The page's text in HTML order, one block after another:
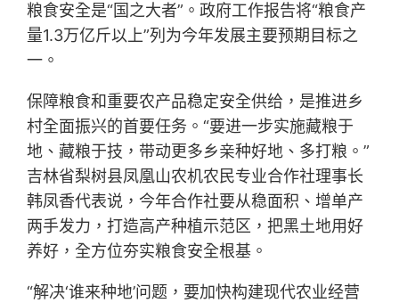
粮食安全是“国之大者”。政府工作报告将“粮食产
量1.3万亿斤以上”列为今年发展主要预期目标之
一。
保障粮食和重要农产品稳定安全供给，是推进乡
村全面振兴的首要任务。“要进一步实施藏粮于
地、藏粮于技，带动更多乡亲种好地、多打粮。”
吉林省梨树县凤凰山农机农民专业合作社理事长
韩凤香代表说，今年合作社要从稳面积、增单产
两手发力，打造高产种植示范区，把黑土地用好
养好，全方位夯实粮食安全根基。
“解决‘谁来种地’问题，要加快构建现代农业经营